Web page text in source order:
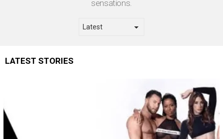
sensations.
LATEST STORIES